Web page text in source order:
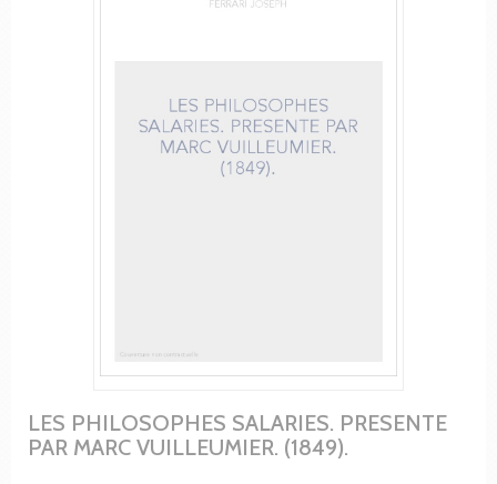
LES PHILOSOPHES SALARIES. PRESENTE
PAR MARC VUILLEUMIER. (1849).